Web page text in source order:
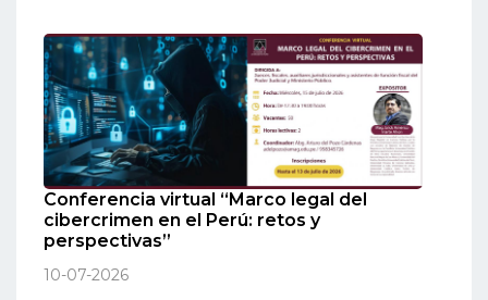
Conferencia virtual “Marco legal del
cibercrimen en el Perú: retos y
perspectivas”
10-07-2026